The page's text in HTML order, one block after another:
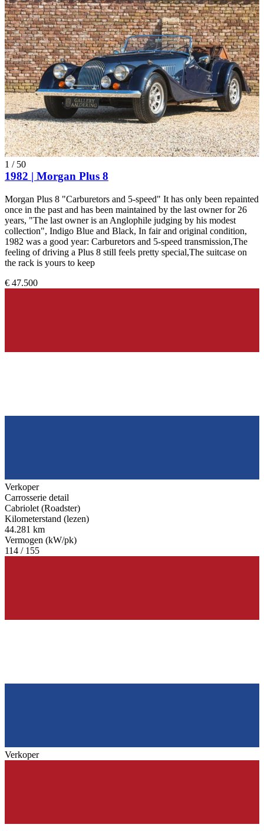
1 / 50
1982 | Morgan Plus 8
Morgan Plus 8 "Carburetors and 5-speed" It has only been repainted
once in the past and has been maintained by the last owner for 26
years, "The last owner is an Anglophile judging by his modest
collection", Indigo Blue and Black, In fair and original condition,
1982 was a good year: Carburetors and 5-speed transmission,The
feeling of driving a Plus 8 still feels pretty special,The suitcase on
the rack is yours to keep
€ 47.500
Verkoper
Carrosserie detail
Cabriolet (Roadster)
Kilometerstand (lezen)
44.281 km
Vermogen (kW/pk)
114 / 155
Verkoper